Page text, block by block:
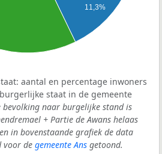
11,3%
aantal en percentage inwoners
staat in de gemeente
bevolking naar burgelijke stand is
+ Partie de Awans helaas
in bovenstaande grafiek de data
voor de gemeente Ans getoond.